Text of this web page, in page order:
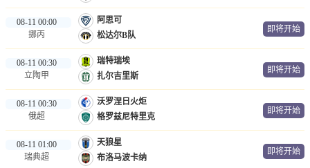
08-11 00:00
挪丙
阿思可
松达尔B队
即将开始
08-11 00:30
立陶甲
瑞特瑞埃
扎尔吉里斯
即将开始
08-11 00:30
俄超
沃罗涅日火炬
格罗兹尼特里克
即将开始
08-11 01:00
瑞典超
天狼星
布洛马波卡纳
即将开始